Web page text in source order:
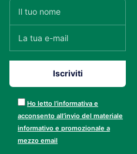
Ho letto l’informativa e
acconsento all’invio del materiale
informativo e promozionale a
mezzo email